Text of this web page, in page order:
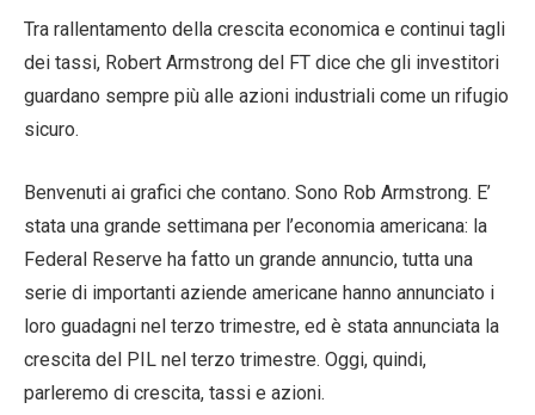
Tra rallentamento della crescita economica e continui tagli
dei tassi, Robert Armstrong del FT dice che gli investitori
guardano sempre più alle azioni industriali come un rifugio
sicuro.
Benvenuti ai grafici che contano. Sono Rob Armstrong. E’
stata una grande settimana per l’economia americana: la
Federal Reserve ha fatto un grande annuncio, tutta una
serie di importanti aziende americane hanno annunciato i
loro guadagni nel terzo trimestre, ed è stata annunciata la
crescita del PIL nel terzo trimestre. Oggi, quindi,
parleremo di crescita, tassi e azioni.